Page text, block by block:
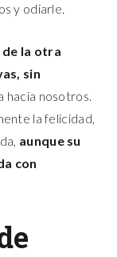
y odiarle.
la otra
sin
hacia nosotros.
la felicidad,
aunque su
con